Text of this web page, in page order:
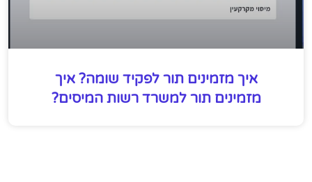
איך מזמינים תור לפקיד שומה? איך
מזמינים תור למשרד רשות המיסים?